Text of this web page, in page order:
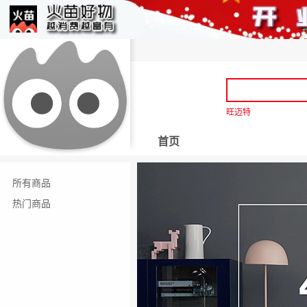
旺迈特
首页
所有商品
热门商品